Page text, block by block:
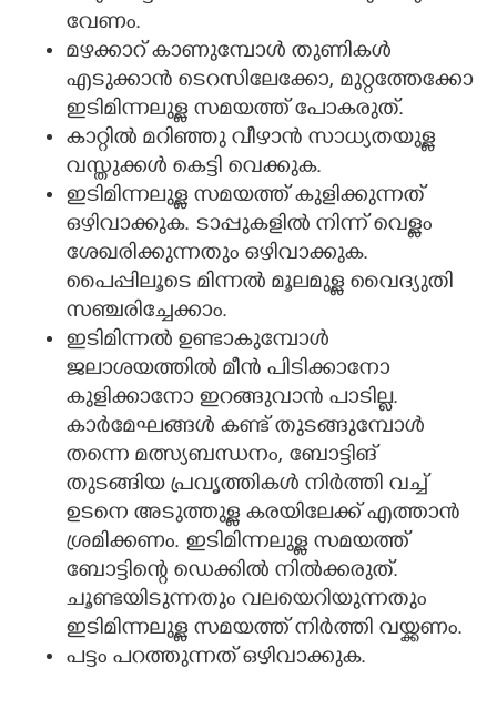
വേണം.
മഴക്കാറ് കാണുമ്പോൾ തുണികൾ
എടുക്കാൻ ടെറസിലേക്കോ, മുറ്റത്തേക്കോ
ഇടിമിന്നലുള്ള സമയത്ത് പോകരുത്.
കാറ്റിൽ മറിഞ്ഞു വീഴാൻ സാധ്യതയുള്ള
വസ്തുക്കൾ കെട്ടി വെക്കുക.
ഇടിമിന്നലുള്ള സമയത്ത് കുളിക്കുന്നത്‌
ഒഴിവാക്കുക. ടാപ്പുകളിൽ നിന്ന് വെള്ളം
ശേഖരിക്കുന്നതും ഒഴിവാക്കുക.
പൈപ്പിലൂടെ മിന്നൽ മൂലമുള്ള വൈദ്യുതി
സഞ്ചരിച്ചേക്കാം.
ഇടിമിന്നൽ ഉണ്ടാകുമ്പോൾ
ജലാശയത്തിൽ മീൻ പിടിക്കാനോ
കുളിക്കാനോ ഇറങ്ങുവാൻ പാടില്ല.
കാർമേഘങ്ങൾ കണ്ട് തുടങ്ങുമ്പോൾ
തന്നെ മത്സ്യബന്ധനം, ബോട്ടിങ്
തുടങ്ങിയ പ്രവൃത്തികൾ നിർത്തി വച്ച്
ഉടനെ അടുത്തുള്ള കരയിലേക്ക് എത്താൻ
ശ്രമിക്കണം. ഇടിമിന്നലുള്ള സമയത്ത്
ബോട്ടിന്റെ ഡെക്കിൽ നിൽക്കരുത്.
ചൂണ്ടയിടുന്നതും വലയെറിയുന്നതും
ഇടിമിന്നലുള്ള സമയത്ത് നിർത്തി വയ്ക്കണം.
പട്ടം പറത്തുന്നത് ഒഴിവാക്കുക.